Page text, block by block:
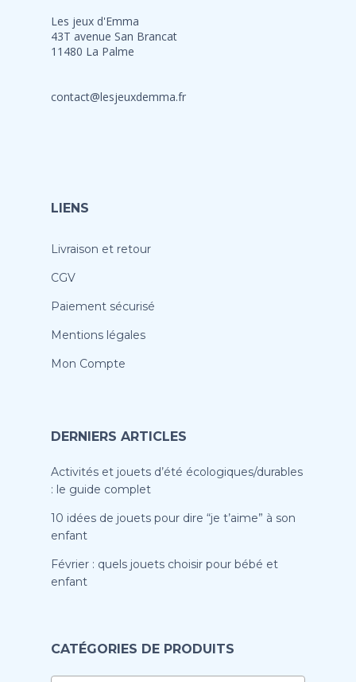
Les jeux d'Emma
43T avenue San Brancat
11480 La Palme
contact@lesjeuxdemma.fr
LIENS
Livraison et retour
CGV
Paiement sécurisé
Mentions légales
Mon Compte
DERNIERS ARTICLES
Activités et jouets d’été écologiques/durables
: le guide complet
10 idées de jouets pour dire “je t’aime” à son
enfant
Février : quels jouets choisir pour bébé et
enfant
CATÉGORIES DE PRODUITS